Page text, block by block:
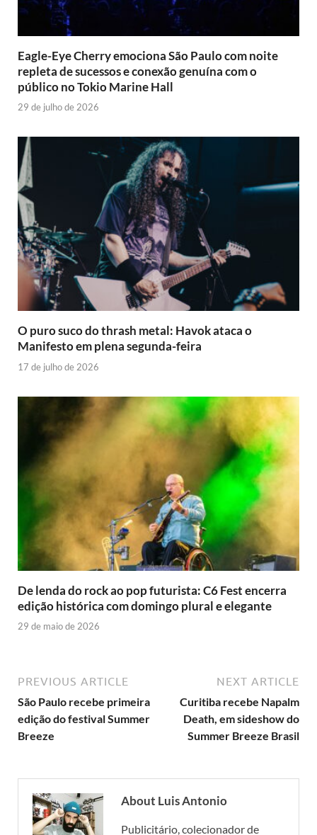
Eagle-Eye Cherry emociona São Paulo com noite
repleta de sucessos e conexão genuína com o
público no Tokio Marine Hall
29 de julho de 2026
O puro suco do thrash metal: Havok ataca o
Manifesto em plena segunda-feira
17 de julho de 2026
De lenda do rock ao pop futurista: C6 Fest encerra
edição histórica com domingo plural e elegante
29 de maio de 2026
PREVIOUS ARTICLE
São Paulo recebe primeira
edição do festival Summer
Breeze
NEXT ARTICLE
Curitiba recebe Napalm
Death, em sideshow do
Summer Breeze Brasil
About Luis Antonio
Publicitário, colecionador de